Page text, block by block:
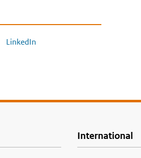
LinkedIn
International